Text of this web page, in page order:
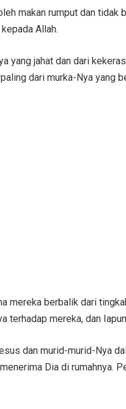
makan rumput dan tidak
Allah.
yang jahat dan dari
dari murka-Nya yang
mereka berbalik dari
terhadap mereka, dan
dan murid-murid-Nya
Dia di rumahnya.